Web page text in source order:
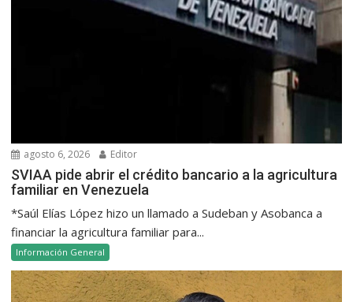
agosto 6, 2026 Editor
SVIAA pide abrir el crédito bancario a la agricultura
familiar en Venezuela
*Saúl Elías López hizo un llamado a Sudeban y Asobanca a
financiar la agricultura familiar para...
Información General